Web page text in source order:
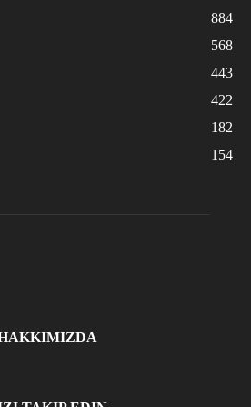
884
568
443
422
182
154